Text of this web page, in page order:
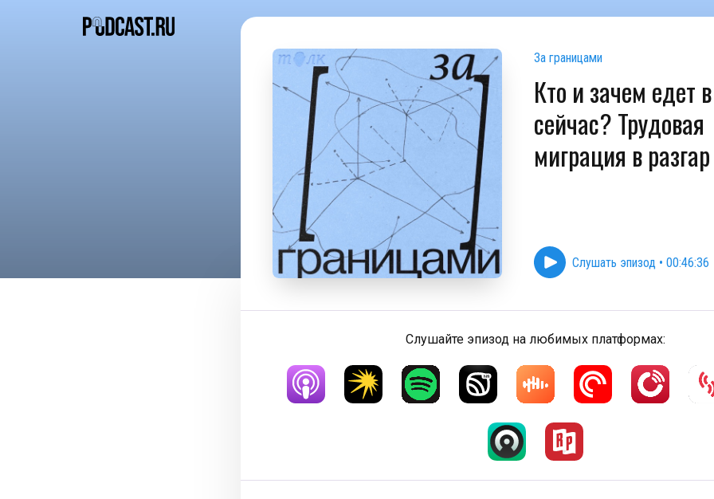
За границами
Кто и зачем едет
сейчас? Трудовая
миграция в
Слушать эпизод • 00:46:36
Слушайте эпизод на любимых платформах: